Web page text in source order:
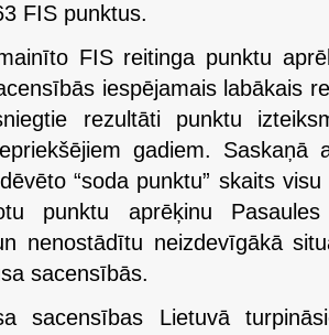
FIS punktus.
FIS reitinga punktu
iespējamais labākais
rezultāti punktu
gadiem. Saskaņā
“soda punktu” skaits
punktu aprēķinu
nenostādītu neizdevīgākā
sacensībās.
sacensības Lietuvā